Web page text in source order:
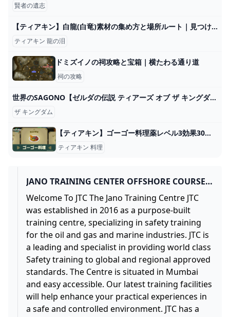
賢者の遺志
【ティアキン】白龍(白竜)素材の集め方と場所ルート｜見つけ方【ゼルダの伝説ティアーズオブザキングダム】 - ゲームウィズ
ティアキン 龍の泪
ドミズイノの祠攻略と宝箱｜横たわる通り道
祠の攻略
世界のSAGONO【ゼルダの伝説 ティアーズ オブ ザ キングダム】＃２４ - YouTube
ザ キングダム
【ティアキン】ゴーゴー料理薬レベル3効果30分おすすめレシピ【ゼルダ】 - ゼルダ攻略Wikiティアキンまとめ速報
ティアキン 料理
JANO TRAINING CENTER OFFSHORE COURSES
IN INDIA OFFSHORE COURSES IN
MAHARASHTRA OFFSHORE COURSES IN
MUMBAI BEST TRAINING CENTER IN INDIA
BEST TRAINING CENTER IN MUMBAI BEST
TRAINING CENTER IN MAHARASHTRA
OFFSHORE TRAINING SAFETY TRAINING
OPITO APPROVED OPITO APPROVED COURSES
OPITO APPROVED SAFETY COURSES
OFFSHORE TRAINING NEARBY ME OFFSHORE
OIL AND GAS TRAINING CENTER OFFSHORE
Welcome To JTC The Jano Training Centre JTC
was established in 2016 as a purpose-built
training centre, specializing in safety training
for the oil and gas and marine industries. JTC is
a leading and specialist in providing world class
Safety training to global and regional approved
standards. The Centre is situated in Mumbai
and easy accessible. Our latest training facilities
will help enhance your practical experiences in
a safe and controlled environment. JTC has a